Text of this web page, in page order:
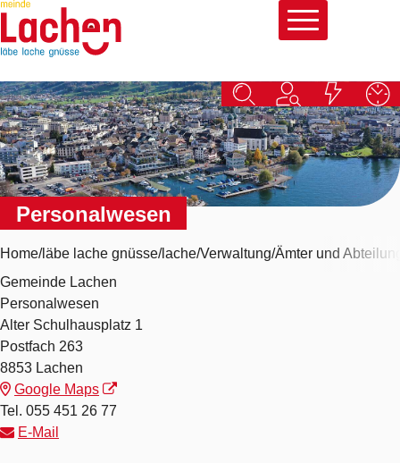
Navigieren in Lachen
Schnellnavigation
Personalwesen
Home läbe lache gnüsse lache Verwaltung Ämter und
Personalwesen
Adresse
Gemeinde Lachen
Personalwesen
Alter Schulhausplatz 1
Postfach 263
8853 Lachen
Google Maps
Tel. 055 451 26 77
E-Mail